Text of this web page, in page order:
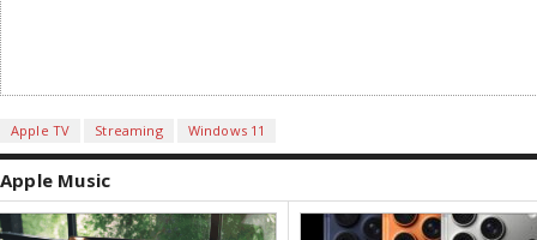
Apple TV Streaming Windows 11
Apple Music